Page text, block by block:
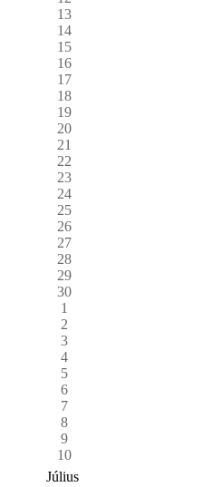
13
14
15
16
17
18
19
20
21
22
23
24
25
26
27
28
29
30
1
2
3
4
5
6
7
8
9
10
Július